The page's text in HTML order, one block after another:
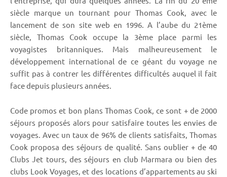
siècle marque un tournant pour Thomas Cook, avec le
lancement de son site web en 1996. A l’aube du 21ème
siècle, Thomas Cook occupe la 3ème place parmi les
voyagistes britanniques. Mais malheureusement le
développement international de ce géant du voyage ne
suffit pas à contrer les différentes difficultés auquel il fait
face depuis plusieurs années.
Code promos et bon plans Thomas Cook, ce sont + de 2000
séjours proposés alors pour satisfaire toutes les envies de
voyages. Avec un taux de 96% de clients satisfaits, Thomas
Cook proposa des séjours de qualité. Sans oublier + de 40
Clubs Jet tours, des séjours en club Marmara ou bien des
clubs Look Voyages, et des locations d’appartements au ski